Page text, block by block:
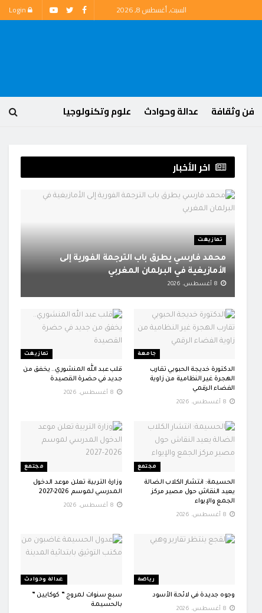
السبت, أغسطس 8, 2026
فن وثقافة عدالة وحوادث علوم وتكنولوجيا
اخر الأخبار
تمازيغت
محمد فارسي يطرق باب الترجمة الفورية إلى
الأمازيغية في البرلمان المغربي
جامعة
الدكتورة خديجة الحبوبي تقارب
الهجرة غير النظامية من زاوية
الفضاء الرقمي
تمازيغت
قلب عبد الله المنشوري.. يخفق من
جديد في حضرة القصيدة
مجتمع
الحسيمة: انتشار الكلاب الضالة
يعيد النقاش حول مصير مركز
الجمع والإيواء
مجتمع
وزارة التربية تعلن موعد الدخول
المدرسي لموسم 2026-2027
رياضة
وجوه جديدة في لائحة الأسود
عدالة وحوادث
سبع سنوات لمروج ” كوكايين ”
بالحسيمة